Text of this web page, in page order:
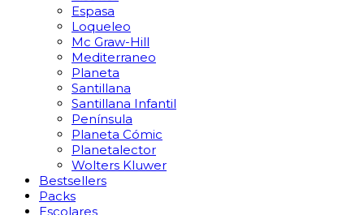
Espasa
Loqueleo
Mc Graw-Hill
Mediterraneo
Planeta
Santillana
Santillana Infantil
Península
Planeta Cómic
Planetalector
Wolters Kluwer
Bestsellers
Packs
Escolares